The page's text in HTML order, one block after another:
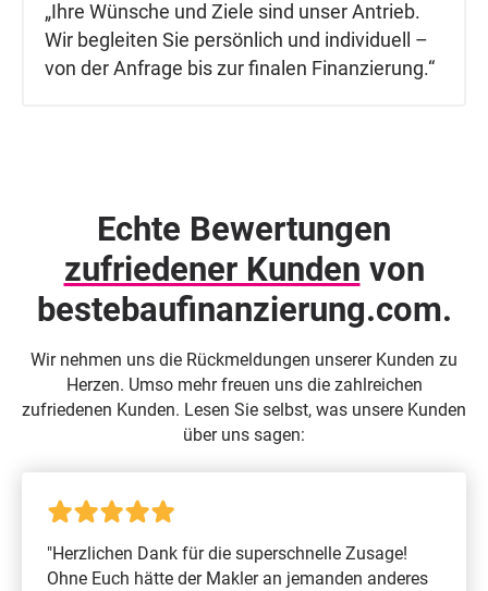
„Ihre Wünsche und Ziele sind unser Antrieb.
Wir begleiten Sie persönlich und individuell –
von der Anfrage bis zur finalen Finanzierung.“
Echte Bewertungen
zufriedener Kunden von
beste­baufinanzierung.com.
Wir nehmen uns die Rückmeldungen unserer Kunden zu
Herzen. Umso mehr freuen uns die zahlreichen
zufriedenen Kunden. Lesen Sie selbst, was unsere Kunden
über uns sagen:
"Herzlichen Dank für die superschnelle Zusage!
Ohne Euch hätte der Makler an jemanden anderes